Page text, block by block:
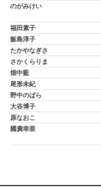
のがみけい
福田素子
飯島淳子
たかやなぎさ
さかくらりま
畑中藍
尾形未紀
野中のばら
大谷博子
原なおこ
國廣幸亜